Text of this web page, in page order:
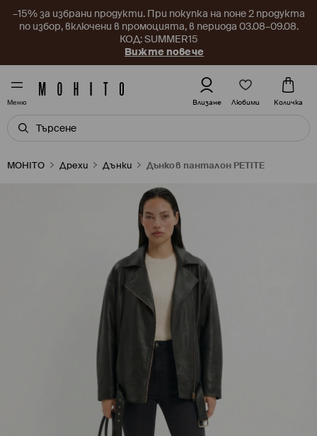
–15% за избрани продукти. При покупка на поне 2 продукта
по избор, включени в промоцията, в периода 03.08–09.08.
КОД: SUMMER15
Вижте повече
Меню Влизане Любими Количка
MOHITO Дрехи Дънки Дънков панталон PETITE